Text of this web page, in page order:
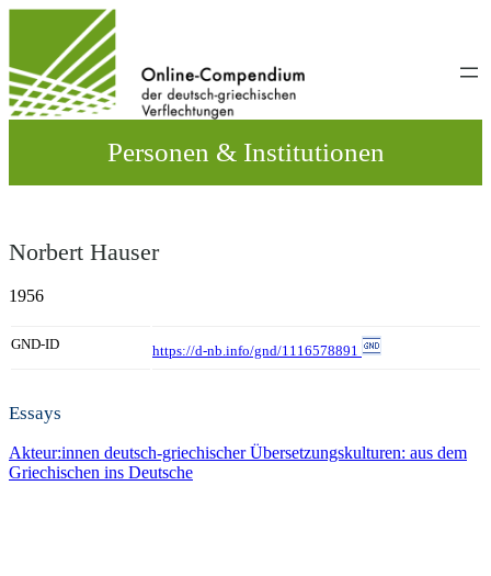
wechseln
Personen & Institutionen
Norbert Hauser
1956
GND-ID https://d-nb.info/gnd/1116578891
Essays
Akteur:innen deutsch-griechischer Übersetzungskulturen: aus dem
Griechischen ins Deutsche